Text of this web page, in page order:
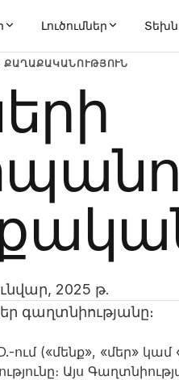
Լուծումներ
2025 թ.
գաղտնիությանը։
ում («մենք», «մեր»
Այս